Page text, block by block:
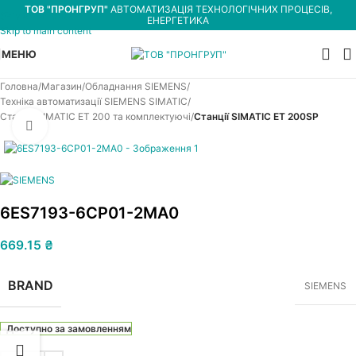
Skip to navigation
Skip to main content
ТОВ "ПРОНГРУП" АВТОМАТИЗАЦІЯ ТЕХНОЛОГІЧНИХ ПРОЦЕСІВ,
ЕНЕРГЕТИКА
МЕНЮ
Головна Магазин Обладнання SIEMENS
Техніка автоматизації SIEMENS SIMATIC
Станції SIMATIC ET 200 та комплектуючі Станції SIMATIC ET 200SP
6ES7193-6CP01-2MA0
669.15 ₴
BRAND SIEMENS
Доступно за замовленням